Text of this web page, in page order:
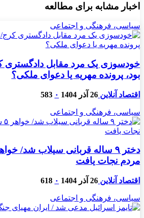
اخبار مشابه برای مطالعه
سیاسی، فرهنگی و اجتماعی
خودسوزی یک مرد مقابل دادگستری
بود، پرونده مهریه‌ یا دعوای ملکی؟
اقتصاد آنلاین 26 آذر 1404 ۰ 583
سیاسی، فرهنگی و اجتماعی
مردم نجات یافت
اقتصاد آنلاین 26 آذر 1404 ۰ 618
سیاسی، فرهنگی و اجتماعی